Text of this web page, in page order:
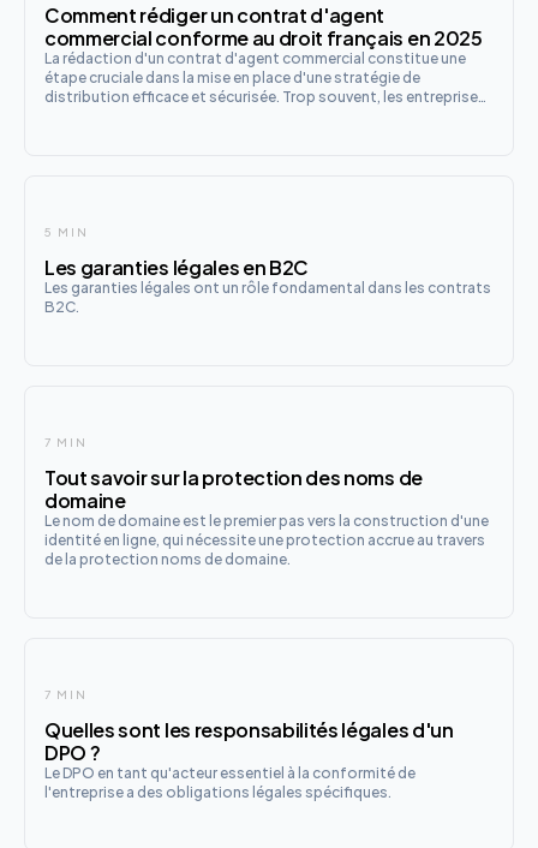
Comment rédiger un contrat d'agent
commercial conforme au droit français en 2025
La rédaction d'un contrat d'agent commercial constitue une
étape cruciale dans la mise en place d'une stratégie de
distribution efficace et sécurisée. Trop souvent, les entreprises
5 MIN
Les garanties légales en B2C
Les garanties légales ont un rôle fondamental dans les contrats
B2C.
7 MIN
Tout savoir sur la protection des noms de
domaine
Le nom de domaine est le premier pas vers la construction d'une
identité en ligne, qui nécessite une protection accrue au travers
de la protection noms de domaine.
7 MIN
Quelles sont les responsabilités légales d'un
DPO ?
Le DPO en tant qu'acteur essentiel à la conformité de
l'entreprise a des obligations légales spécifiques.